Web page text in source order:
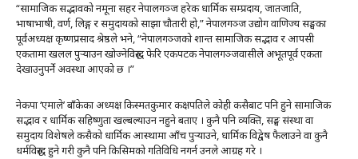
“सामाजिक सद्भावको नमूना सहर नेपालगञ्ज हरेक धार्मिक सम्प्रदाय, जातजाति,
भाषाभाषी, वर्ण, लिङ्ग र समुदायको साझा चौतारी हो,” नेपालगञ्ज उद्योग वाणिज्य सङ्घका
पूर्वअध्यक्ष कृष्णप्रसाद श्रेष्ठले भने, “नेपालगञ्जको शान्त सामाजिक सद्भाव र आपसी
एकतामा खलल पुर्‍याउन खोज्नेविरुद्ध फेरि एकपटक नेपालगञ्जवासीले अभूतपूर्व एकता
देखाउनुपर्ने अवस्था आएको छ ।”
नेकपा ‘एमाले’ बाँकेका अध्यक्ष किस्मतकुमार कक्षपतिले कोही कसैबाट पनि हुने सामाजिक
सद्भाव र धार्मिक सहिष्णुता खल्बल्याउन नहुने बताए । कुनै पनि व्यक्ति, सङ्घ संस्था वा
समुदाय विशेषले कसैको धार्मिक आस्थामा आँच पुर्‍याउने, धार्मिक विद्वेष फैलाउने वा कुनै
धर्मविरुद्ध हुने गरी कुनै पनि किसिमको गतिविधि नगर्न उनले आग्रह गरे ।